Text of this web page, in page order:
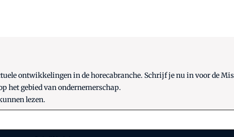
ontwikkelingen in de horecabranche. Schrijf je nu in voor de
het gebied van ondernemerschap.
lezen.